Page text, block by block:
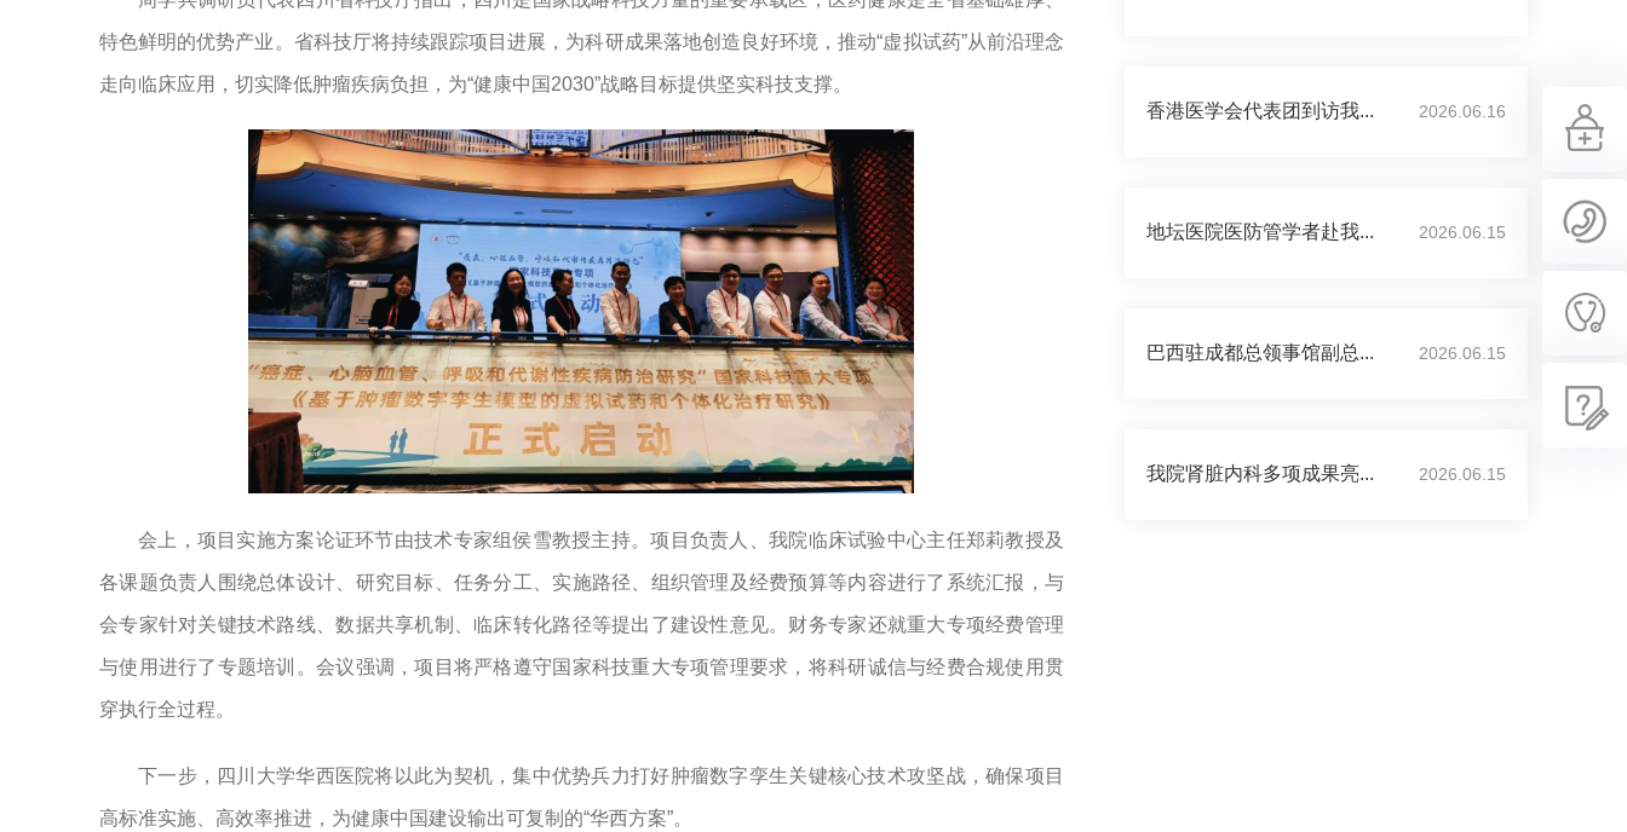
特色鲜明的优势产业。省科技厅将持续跟踪项目进展，为科研成果落地创造良好环境，推动“虚拟试药”从前沿理念
走向临床应用，切实降低肿瘤疾病负担，为“健康中国2030”战略目标提供坚实科技支撑。
会上，项目实施方案论证环节由技术专家组侯雪教授主持。项目负责人、我院临床试验中心主任郑莉教授及
各课题负责人围绕总体设计、研究目标、任务分工、实施路径、组织管理及经费预算等内容进行了系统汇报，与
会专家针对关键技术路线、数据共享机制、临床转化路径等提出了建设性意见。财务专家还就重大专项经费管理
与使用进行了专题培训。会议强调，项目将严格遵守国家科技重大专项管理要求，将科研诚信与经费合规使用贯
穿执行全过程。
下一步，四川大学华西医院将以此为契机，集中优势兵力打好肿瘤数字孪生关键核心技术攻坚战，确保项目
高标准实施、高效率推进，为健康中国建设输出可复制的“华西方案”。
香港医学会代表团到访我... 2026.06.16
地坛医院医防管学者赴我... 2026.06.15
巴西驻成都总领事馆副总... 2026.06.15
我院肾脏内科多项成果亮... 2026.06.15